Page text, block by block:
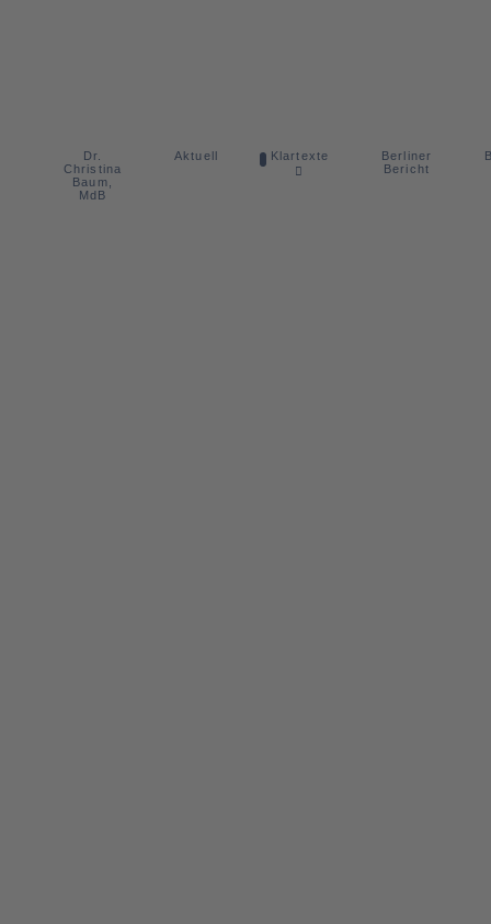
Dr.
Christina
Baum,
MdB
Aktuell Klartexte
Berliner
Bericht